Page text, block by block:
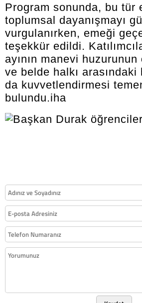
Program sonunda, bu tür
toplumsal dayanışmayı
vurgulanırken, emeği
teşekkür edildi.
ayının manevi huzurunun
ve belde halkı arasındaki
da kuvvetlendirmesi
bulundu.iha